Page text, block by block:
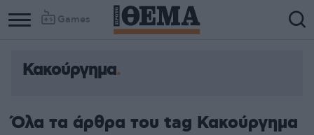
Games
Κακούργημα
Όλα τα άρθρα του tag Κακούργημα